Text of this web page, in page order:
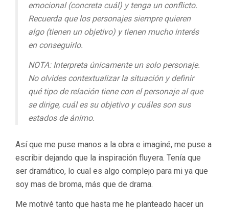
emocional (concreta cuál) y tenga un conflicto.
Recuerda que los personajes siempre quieren
algo (tienen un objetivo) y tienen mucho interés
en conseguirlo.
NOTA: Interpreta únicamente un solo personaje.
No olvides contextualizar la situación y definir
qué tipo de relación tiene con el personaje al que
se dirige, cuál es su objetivo y cuáles son sus
estados de ánimo.
Así que me puse manos a la obra e imaginé, me puse a
escribir dejando que la inspiración fluyera. Tenía que
ser dramático, lo cual es algo complejo para mi ya que
soy mas de broma, más que de drama.
Me motivé tanto que hasta me he planteado hacer un